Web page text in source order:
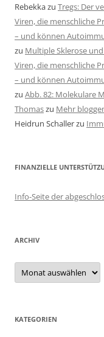
Rebekkazu Tregs: Der
Viren, die menschliche
– und können
zu Multiple Sklerose
Viren, die menschliche
– und können
zu Abb. 82: Molekulare
Thomaszu Mehr
Heidrun Schallerzu
FINANZIELLE
Info-Seite der
ARCHIV
Archiv
KATEGORIEN